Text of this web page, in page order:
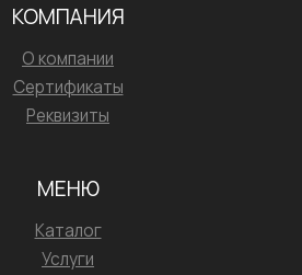
КОМПАНИЯ
О компании
Сертификаты
Реквизиты
МЕНЮ
Каталог
Услуги